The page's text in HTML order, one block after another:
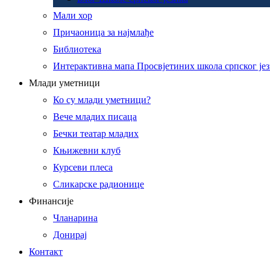
Мали хор
Причаоница за најмлађе
Библиотека
Интерактивна мапа Просвјетиних школа српског
Млади уметници
Ко су млади уметници?
Вече младих писаца
Бечки театар младих
Књижевни клуб
Курсеви плеса
Сликарске радионице
Финансије
Чланарина
Донирај
Контакт